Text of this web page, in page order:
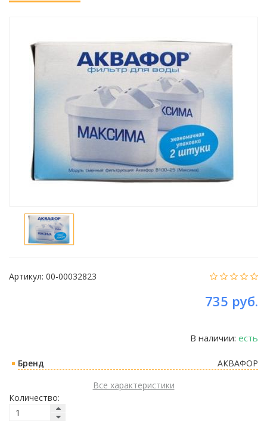
Артикул: 00-00032823
735 руб.
В наличии: есть
Бренд
АКВАФОР
Все характеристики
Количество: